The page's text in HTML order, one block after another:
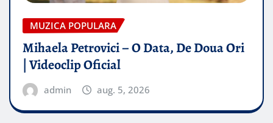
MUZICA POPULARA
Mihaela Petrovici – O Data, De Doua Ori
| Videoclip Oficial
admin aug. 5, 2026